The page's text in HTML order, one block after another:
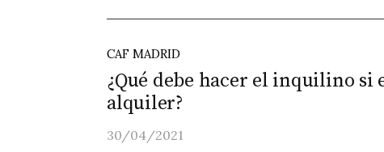
CAF MADRID
¿Qué debe hacer el inquilino si
alquiler?
30/04/2021